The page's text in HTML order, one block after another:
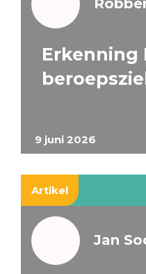
9 juni 2026
Erkenning
Artikel
Jan